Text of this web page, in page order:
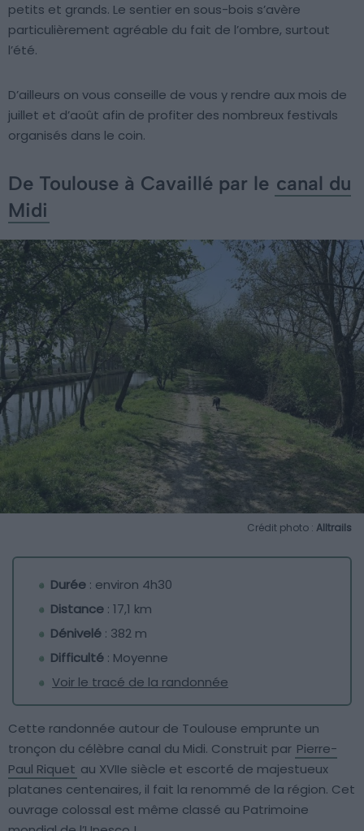
petits et grands. Le sentier en sous-bois s’avère
particulièrement agréable du fait de l’ombre, surtout
l’été.
D’ailleurs on vous conseille de vous y rendre aux mois de
juillet et d’août afin de profiter des nombreux festivals
organisés dans le coin.
De Toulouse à Cavaillé par le canal du
Midi
Crédit photo : Alltrails
Durée : environ 4h30
Distance : 17,1 km
Dénivelé : 382 m
Difficulté : Moyenne
Voir le tracé de la randonnée
Cette randonnée autour de Toulouse emprunte un
tronçon du célèbre canal du Midi. Construit par Pierre-
Paul Riquet au XVIIe siècle et escorté de majestueux
platanes centenaires, il fait la renommé de la région. Cet
ouvrage colossal est même classé au Patrimoine